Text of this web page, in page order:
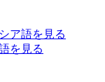
ア語を見る
を見る